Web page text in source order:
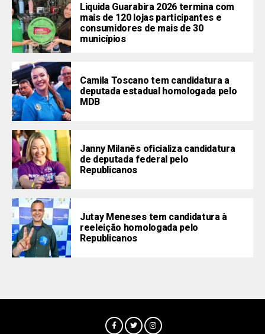
Liquida Guarabira 2026 termina com
mais de 120 lojas participantes e
consumidores de mais de 30
municípios
Camila Toscano tem candidatura a
deputada estadual homologada pelo
MDB
Janny Milanês oficializa candidatura
de deputada federal pelo
Republicanos
Jutay Meneses tem candidatura à
reeleição homologada pelo
Republicanos